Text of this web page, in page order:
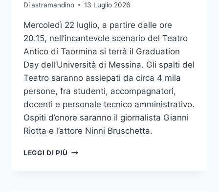
I
ATENEI
Diastramandino 13 Luglio 2026
Mercoledì 22 luglio, a partire dalle ore
20.15, nell’incantevole scenario del Teatro
Antico di Taormina si terrà il Graduation
Day dell’Università di Messina. Gli spalti del
Teatro saranno assiepati da circa 4 mila
persone, fra studenti, accompagnatori,
docenti e personale tecnico amministrativo.
Ospiti d’onore saranno il giornalista Gianni
Riotta e l’attore Ninni Bruschetta.
LEGGI DI PIÙ GIANNI